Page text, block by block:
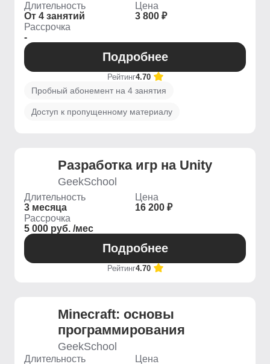
Длительность
От 4 занятий
Цена
3 800 ₽
Рассрочка
-
Подробнее
Рейтинг4.70
Пробный абонемент на 4 занятия
Доступ к пропущенному материалу
Разработка игр на Unity
GeekSchool
Длительность
3 месяца
Цена
16 200 ₽
Рассрочка
5 000 руб. /мес
Подробнее
Рейтинг4.70
Minecraft: основы
программирования
GeekSchool
Длительность
Цена